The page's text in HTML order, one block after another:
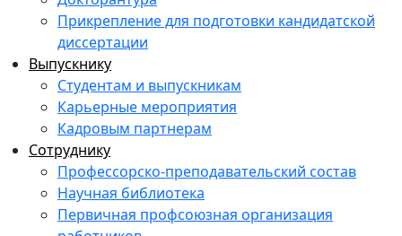
Прикрепление для подготовки кандидатской
диссертации
Выпускнику
Студентам и выпускникам
Карьерные мероприятия
Кадровым партнерам
Сотруднику
Профессорско-преподавательский состав
Научная библиотека
Первичная профсоюзная организация